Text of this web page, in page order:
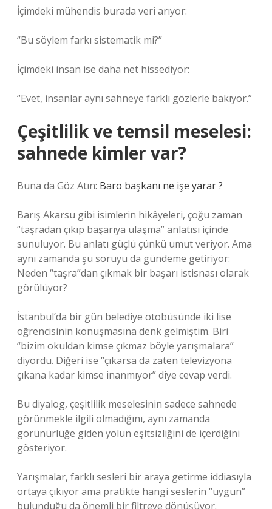
İçimdeki mühendis burada veri arıyor:
“Bu söylem farkı sistematik mi?”
İçimdeki insan ise daha net hissediyor:
“Evet, insanlar aynı sahneye farklı gözlerle bakıyor.”
Çeşitlilik ve temsil meselesi:
sahnede kimler var?
Buna da Göz Atın: Baro başkanı ne işe yarar ?
Barış Akarsu gibi isimlerin hikâyeleri, çoğu zaman
“taşradan çıkıp başarıya ulaşma” anlatısı içinde
sunuluyor. Bu anlatı güçlü çünkü umut veriyor. Ama
aynı zamanda şu soruyu da gündeme getiriyor:
Neden “taşra”dan çıkmak bir başarı istisnası olarak
görülüyor?
İstanbul’da bir gün belediye otobüsünde iki lise
öğrencisinin konuşmasına denk gelmiştim. Biri
“bizim okuldan kimse çıkmaz böyle yarışmalara”
diyordu. Diğeri ise “çıkarsa da zaten televizyona
çıkana kadar kimse inanmıyor” diye cevap verdi.
Bu diyalog, çeşitlilik meselesinin sadece sahnede
görünmekle ilgili olmadığını, aynı zamanda
görünürlüğe giden yolun eşitsizliğini de içerdiğini
gösteriyor.
Yarışmalar, farklı sesleri bir araya getirme iddiasıyla
ortaya çıkıyor ama pratikte hangi seslerin “uygun”
bulunduğu da önemli bir filtreye dönüşüyor.